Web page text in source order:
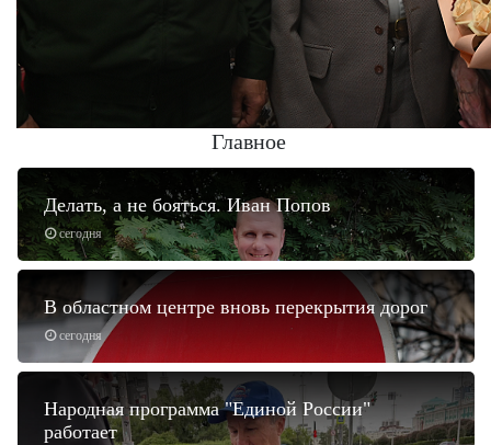
Главное
сегодня
Делать, а не бояться. Иван Попов
сегодня
В областном центре вновь перекрытия дорог
Народная программа "Единой России"
работает